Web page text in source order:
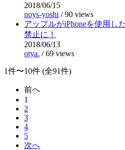
2018/06/15
noys-yoshi /90 views
アップルがiPhoneを使用し
禁止に！
2018/06/13
otya. /69 views
1件〜10件 (全91件)
前へ
1
2
3
4
5
次へ